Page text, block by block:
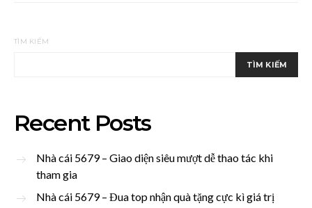
TÌM KIẾM
TÌM KIẾM
Recent Posts
Nhà cái 5679 – Giao diện siêu mượt dễ thao tác khi
tham gia
Nhà cái 5679 – Đua top nhận quà tặng cực kì giá trị